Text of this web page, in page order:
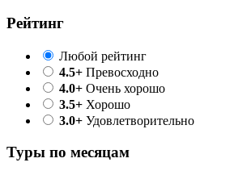
Рейтинг
Любой рейтинг
4.5+ Превосходно
4.0+ Очень хорошо
3.5+ Хорошо
3.0+ Удовлетворительно
Туры по месяцам